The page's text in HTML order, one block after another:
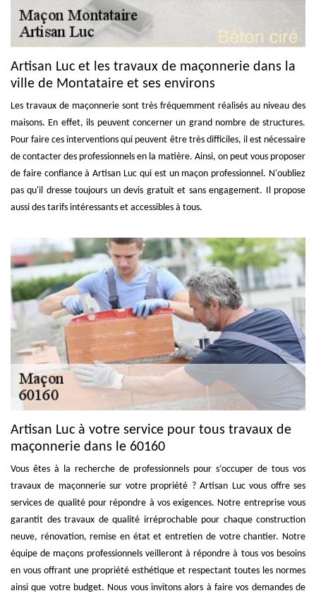
Artisan Luc et les travaux de maçonnerie dans la
ville de Montataire et ses environs
Les travaux de maçonnerie sont très fréquemment réalisés au niveau des
maisons. En effet, ils peuvent concerner un grand nombre de structures.
Pour faire ces interventions qui peuvent être très difficiles, il est nécessaire
de contacter des professionnels en la matière. Ainsi, on peut vous proposer
de faire confiance à Artisan Luc qui est un maçon professionnel. N'oubliez
pas qu'il dresse toujours un devis gratuit et sans engagement. Il propose
aussi des tarifs intéressants et accessibles à tous.
Artisan Luc à votre service pour tous travaux de
maçonnerie dans le 60160
Vous êtes à la recherche de professionnels pour s’occuper de tous vos
travaux de maçonnerie sur votre propriété ? Artisan Luc vous offre ses
services de qualité pour répondre à vos exigences. Notre entreprise vous
garantit des travaux de qualité irréprochable pour chaque construction
neuve, rénovation, remise en état et entretien de votre chantier. Notre
équipe de maçons professionnels veilleront à répondre à tous vos besoins
en vous offrant une propriété esthétique et respectant toutes les normes
ainsi que votre budget. Nous vous invitons alors à faire vos demandes de